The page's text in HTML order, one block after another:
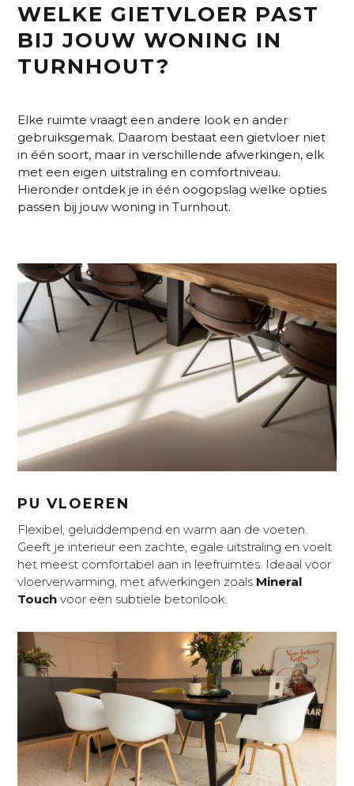
WELKE GIETVLOER PAST
BIJ JOUW WONING IN
TURNHOUT?
Elke ruimte vraagt een andere look en ander
gebruiksgemak. Daarom bestaat een gietvloer niet
in één soort, maar in verschillende afwerkingen, elk
met een eigen uitstraling en comfortniveau.
Hieronder ontdek je in één oogopslag welke opties
passen bij jouw woning inTurnhout.
PU VLOEREN
Flexibel, geluiddempend en warm aan de voeten.
Geeft je interieur een zachte, egale uitstraling en voelt
het meest comfortabel aan in leefruimtes. Ideaal voor
vloerverwarming, met afwerkingen zoals Mineral
Touch voor een subtiele betonlook.